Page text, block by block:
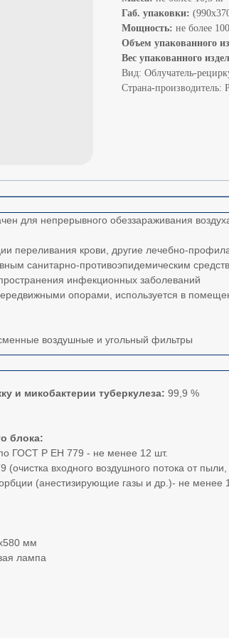
Габ. упаковки:
Мощность: не более
Объем упакованного
Вес упакованного
Вид: Облучатель-
Страна-производитель:
для непрерывного обеззараживания
переливания крови, другие лечебно-
санитарно-противоэпидемическим
инфекционных заболеваний
опорами, используется в
воздушные и угольный фильтры
и микобактерии туберкулеза: 99,9 %
блока:
ГОСТ Р ЕН 779 - не менее 12 шт.
входного воздушного потока от
(анестизирующие газы и др.)- не менее
мм
лампа